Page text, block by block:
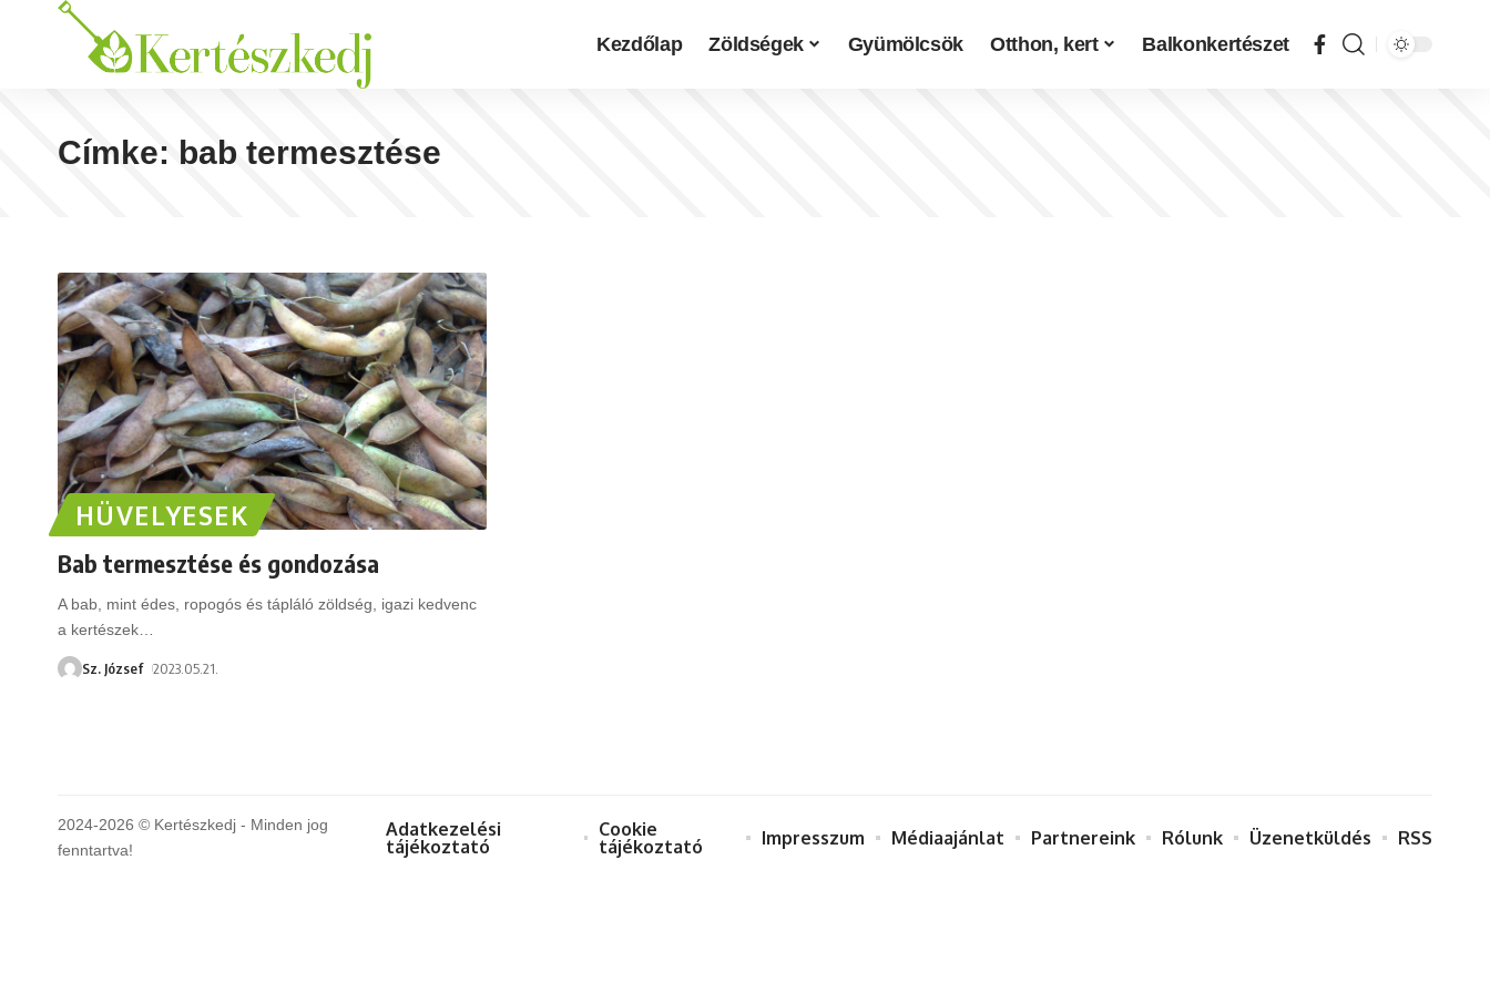
Kezdőlap Zöldségek Gyümölcsök Otthon, kert Balkonkertészet
Címke: bab termesztése
HÜVELYESEK
Bab termesztése és gondozása
A bab, mint édes, ropogós és tápláló zöldség, igazi kedvenc
a kertészek
Sz. József 2023.05.21.
2024-2026 © Kertészkedj - Minden jog
fenntartva!
Adatkezelési
tájékoztató
Cookie
tájékoztató
Impresszum Médiaajánlat Partnereink Rólunk Üzenetküldés RSS